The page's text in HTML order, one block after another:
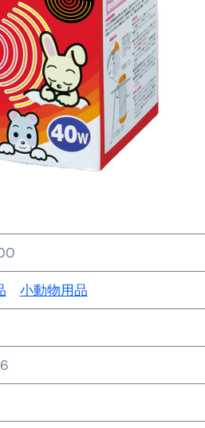
な資金調達法3選！#shorts
リスクが高い #shorts
「33000円」になる！
ックの全貌！危険回避と安全な
ンに695万円も投資してる営業
ってありますか？#Shorts
7選
4選#Shorts
？①【30秒でわかる効果まと
か、自己破産かひろゆきさんな
小動物用品